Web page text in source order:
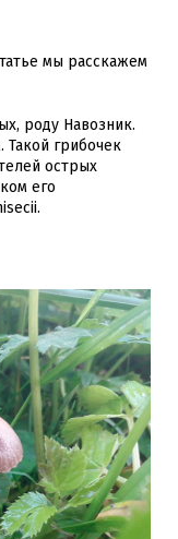
мы расскажем
роду Навозник.
Такой грибочек
острых
его